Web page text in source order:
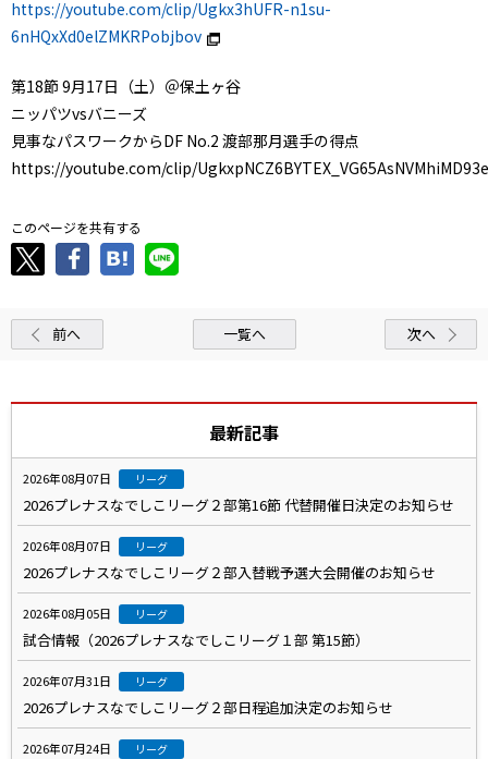
https://youtube.com/clip/Ugkx3hUFR-n1su-
6nHQxXd0elZMKRPobjbov
第18節 9月17日（土）＠保土ヶ谷
ニッパツvsバニーズ
見事なパスワークからDF No.2 渡部那月選手の得点
https://youtube.com/clip/
このページを共有する
前へ 一覧へ 次へ
最新記事
2026年08月07日 リーグ
2026プレナスなでしこリーグ２部第16節 代替開催日決定のお知らせ
2026年08月07日 リーグ
2026プレナスなでしこリーグ２部入替戦予選大会開催のお知らせ
2026年08月05日 リーグ
試合情報（2026プレナスなでしこリーグ１部 第15節）
2026年07月31日 リーグ
2026プレナスなでしこリーグ２部日程追加決定のお知らせ
2026年07月24日 リーグ